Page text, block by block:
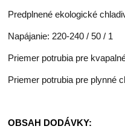
Predplnené ekologické
Napájanie: 220-240 / 50 / 1
Priemer potrubia pre
Priemer potrubia pre plynné
OBSAH DODÁVKY: